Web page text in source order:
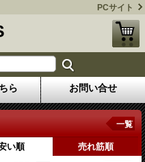
PCサイト
ら お問い合せ
一覧
い順 売れ筋順